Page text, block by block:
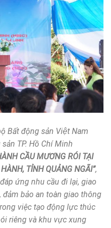
Bất động sản Việt Nam
TP. Hồ Chí Minh
CẦUMƯƠNG RÓI TẠI
TỈNH QUẢNG NGÃI”,
ứng nhu cầu đi lại, giao
bảo an toàn giao thông
việc tạo động lực thúc
riêng và khu vực xung